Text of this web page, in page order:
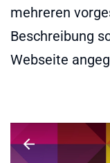
mehreren
Beschreibung
Webseite